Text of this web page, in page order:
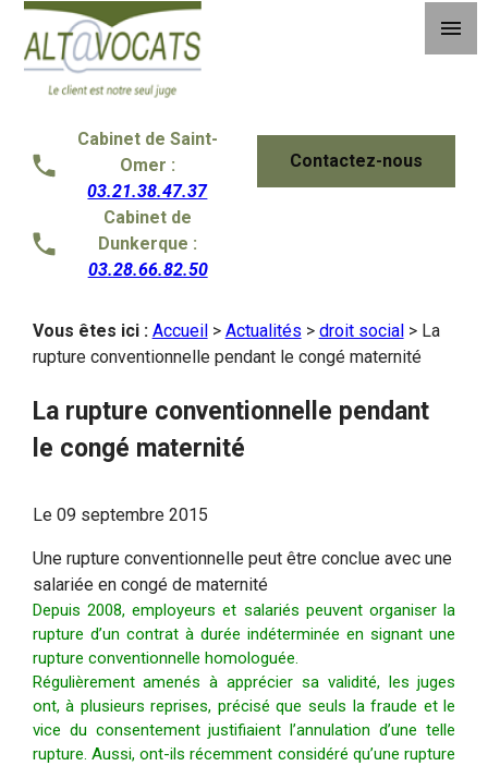
menu
Cabinet de Saint-
Omer :
03.21.38.47.37
Cabinet de
Dunkerque :
03.28.66.82.50
Contactez-nous
Vous êtes ici : Accueil> Actualités > droit social> La
rupture conventionnelle pendant le congé maternité
La rupture conventionnelle pendant
le congé maternité
Le 09 septembre 2015
Une rupture conventionnelle peut être conclue avec une
salariée en congé de maternité
Depuis 2008, employeurs et salariés peuvent organiser la
rupture d’un contrat à durée indéterminée en signant une
rupture conventionnelle homologuée.
Régulièrement amenés à apprécier sa validité, les juges
ont, à plusieurs reprises, précisé que seuls la fraude et le
vice du consentement justifiaient l’annulation d’une telle
rupture. Aussi, ont-ils récemment considéré qu’une rupture
Panneau de gestion des cookies